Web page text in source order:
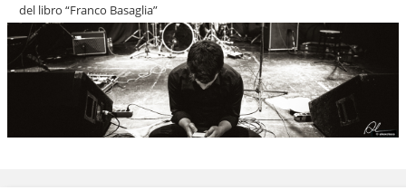
del libro “Franco Basaglia”